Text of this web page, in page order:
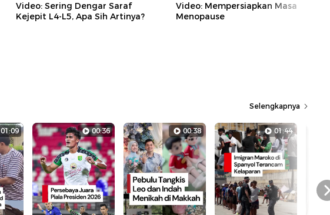
Video: Sering Dengar Saraf
Kejepit L4-L5, Apa Sih Artinya?
Video: Mempersiapkan Masa
Menopause
Selengkapnya
01:09 00:36 00:38 01:44